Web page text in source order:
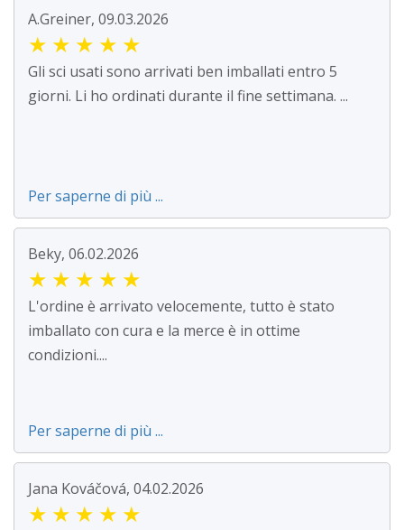
A.Greiner, 09.03.2026
★ ★ ★ ★ ★
Gli sci usati sono arrivati ben imballati entro 5
giorni. Li ho ordinati durante il fine settimana. ...
Per saperne di più ...
Beky, 06.02.2026
★ ★ ★ ★ ★
L'ordine è arrivato velocemente, tutto è stato
imballato con cura e la merce è in ottime
condizioni....
Per saperne di più ...
Jana Kováčová, 04.02.2026
★ ★ ★ ★ ★